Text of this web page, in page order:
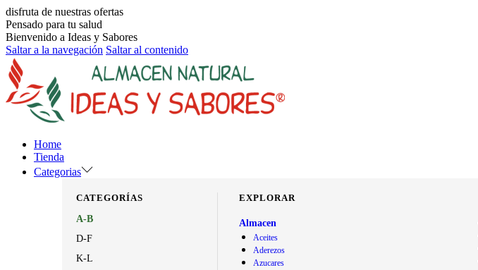
disfruta de nuestras ofertas
Pensado para tu salud
Bienvenido a Ideas y Sabores
Saltar a la navegación Saltar al contenido
Home
Tienda
Categorias
CATEGORÍAS
A-B
D-F
K-L
EXPLORAR
Almacen
Aceites
Aderezos
Azucares